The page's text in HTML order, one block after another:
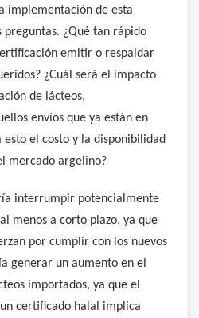
implementación de esta
¿Qué tan rápido
emitir o respaldar
¿Cuál será el impacto
de lácteos,
envíos que ya están en
el costo y la disponibilidad
mercado argelino?
interrumpir potencialmente
menos a corto plazo, ya que
por cumplir con los nuevos
generar un aumento en el
importados, ya que el
certificado halal implica